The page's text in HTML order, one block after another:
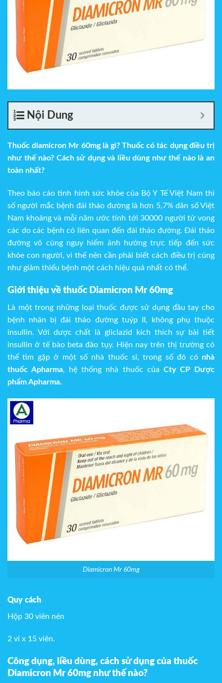
Nội Dung
Thuốc diamicron Mr 60mg là gì? Thuốc có tác dụng điều trị
như thế nào? Cách sử dụng và liều dùng như thế nào là an
toàn nhất?
Theo báo cáo tình hình sức khỏe của Bộ Y Tế Việt Nam thì
số người mắc bệnh đái tháo đường là hơn 5,7% dân số Việt
Nam khoảng và mỗi năm ước tính tới 30000 người tử vong
các do các bệnh có liên quan đến đái tháo đường. Đái tháo
đường vô cùng nguy hiểm ảnh hưởng trực tiếp đến sức
khỏe con người, vì thế nên cần phải biết cách điều trị cùng
như giảm thiểu bệnh một cách hiệu quả nhất có thể.
Giới thiệu về thuốc Diamicron Mr 60mg
Là một trong những loại thuốc được sử dụng đầu tay cho
bệnh nhân bị đái tháo đường tuýp II, không phụ thuộc
insullin. Với dược chất là gliclazid kích thích sự bài tiết
insullin ở tế bào beta đảo tụy. Hiện nay trên thị trường có
thể tìm gặp ở một số nhà thuốc sỉ, trong số đó có nhà
thuốc Apharma, hệ thống nhà thuốc của Cty CP Dược
phẩm Apharma.
Diamicron Mr 60mg
Quy cách
Hộp 30 viên nén
2 vỉ x 15 viên.
Công dụng, liều dùng, cách sử dụng của thuốc
Diamicron Mr 60mg như thế nào?